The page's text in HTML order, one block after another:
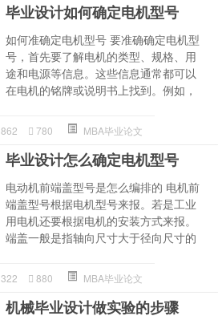
毕业设计如何确定电机型号
如何准确定电机型号 要准确确定电机型
号，首先要了解电机的类型、规格、用
途和电源等信息。这些信息通常都可以
在电机的铭牌或说明书上找到。例如，
862 780 MBA毕业论文
毕业设计怎么确定电机型号
电动机前端盖型号是怎么编排的 电机前
端盖型号根据电机型号来报。若是工业
用电机还要根据电机的安装方式来报。
端盖一般是指轴向尺寸大于径向尺寸的
322 880 MBA毕业论文
机械毕业设计做实验的步骤